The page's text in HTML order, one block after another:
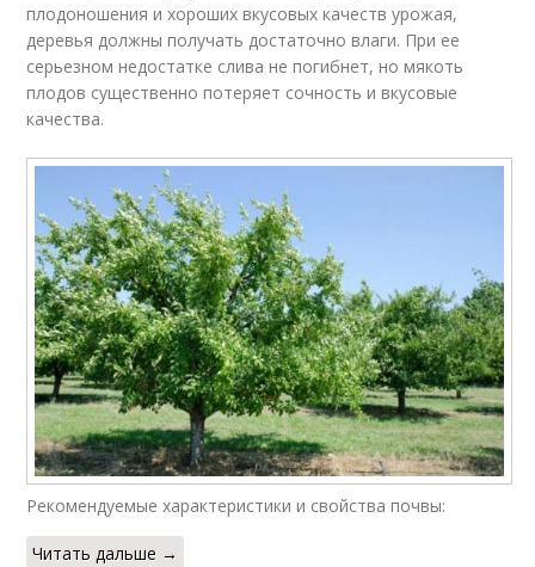
плодоношения и хороших вкусовых качеств урожая,
деревья должны получать достаточно влаги. При ее
серьезном недостатке слива не погибнет, но мякоть
плодов существенно потеряет сочность и вкусовые
качества.
Рекомендуемые характеристики и свойства почвы:
Читать дальше →